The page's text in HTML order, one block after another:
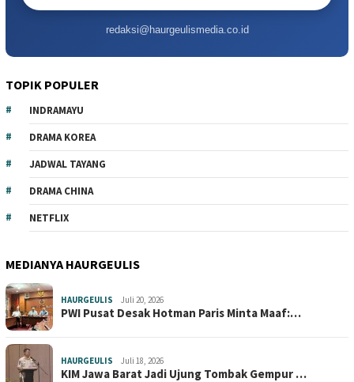
redaksi@haurgeulismedia.co.id
TOPIK POPULER
INDRAMAYU
DRAMA KOREA
JADWAL TAYANG
DRAMA CHINA
NETFLIX
MEDIANYA HAURGEULIS
HAURGEULIS Juli 20, 2026
PWI Pusat Desak Hotman Paris Minta Maaf:…
HAURGEULIS Juli 18, 2026
KIM Jawa Barat Jadi Ujung Tombak Gempur …